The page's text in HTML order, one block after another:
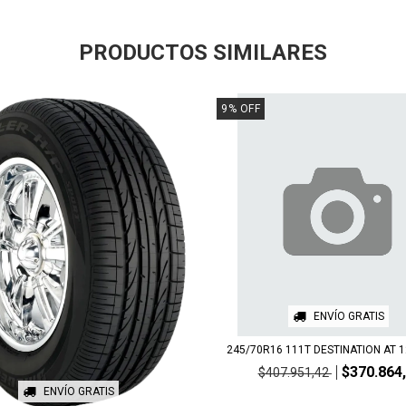
PRODUCTOS SIMILARES
ENVÍO GRATIS
9 % OFF
ENVÍO GRATIS
245/70R16 111T DESTINATION AT
$407.951,42